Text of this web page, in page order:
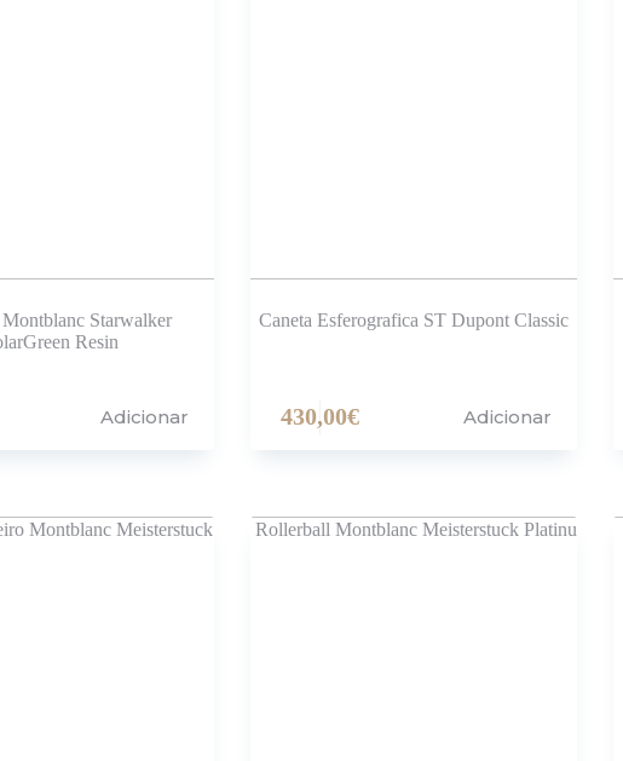
Starwalker
Resin
Adicionar
Caneta Esferografica ST Dupont Classic
430,00€ Adicionar